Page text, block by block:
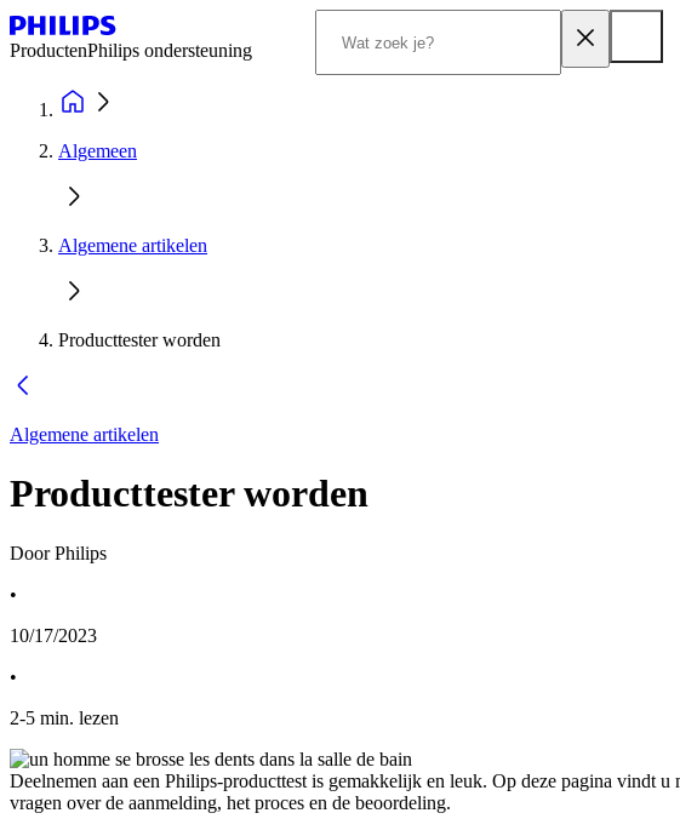
ProductenPhilips ondersteuning
Algemeen
Algemene artikelen
Producttester worden
Algemene artikelen
Producttester worden
Door Philips
•
10/17/2023
•
2-5 min. lezen
Deelnemen aan een Philips-producttest is gemakkelijk en leuk. Op deze pagina vindt
vragen over de aanmelding, het proces en de beoordeling.